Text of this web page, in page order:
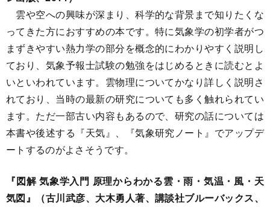
雲や空への興味が深まり、科学的な背景まで知りたくな
ってきた方におすすめの本です。特に気象学の初学者がつ
まずきやすい熱力学の部分を概念的にわかりやすく説明し
ており、気象予報士試験の勉強をはじめるときに読むとよ
いといわれています。雲物理についてかなり詳しく説明さ
れており、当時の最新の研究についても多く触れられてい
ます。ただ一部古い内容もあるので、研究の話については
本書や後述する『天気』、『気象研究ノート』でアップデ
ートするのがよさそうです。
『図解 気象学入門 原理からわかる雲・雨・気温・風・天
気図』（古川武彦、大木勇人著、講談社ブルーバックス、